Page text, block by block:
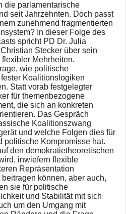
die parlamentarische
seit Jahrzehnten. Doch passt
zunehmend fragmentierten
In dieser Folge des
spricht PD Dr. Julia
Stecker über sein
Mehrheiten.
wie politische
Koalitionslogiken
Statt vorab festgelegter
für themenbezogene
die sich an konkreten
Das Gespräch
Koalitionszwang
und welche Folgen dies für
politische Kompromisse hat.
den demokratietheoretischen
inwiefern flexible
Repräsentation
können, aber auch,
sie für politische
und Stabilität mit sich
um den Umgang mit